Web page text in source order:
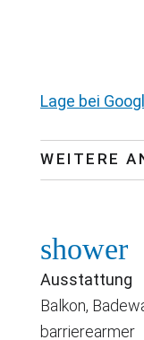
Lage bei
WEITERE
shower
Ausstattung
Balkon,
barrierearmer